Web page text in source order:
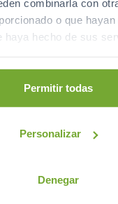
combinarla con
o que hayan
haya hecho de sus
Permitir todas
Personalizar
Denegar
Ver localización y